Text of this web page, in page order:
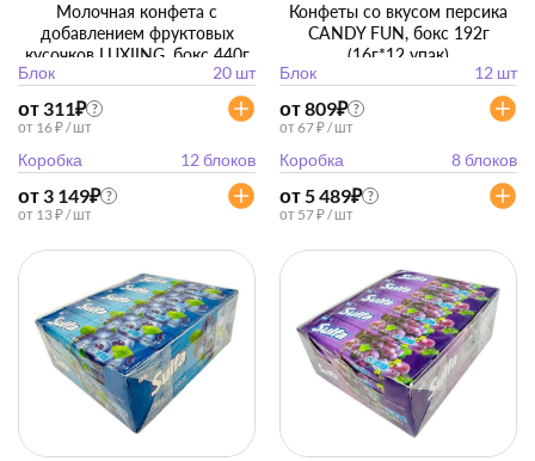
Молочная конфета с
добавлением фруктовых
кусочков LUXIING, бокс 440г
(22г*20) манго, клубника,
маракуйя, персик
Блок 20 шт
от 311₽ ?
от 16 ₽ / шт
Коробка 12 блоков
от 3 149₽ ?
от 13 ₽ / шт
Конфеты со вкусом персика
CANDY FUN, бокс 192г
(16г*12 упак)
Блок
12 шт
от 809₽ ?
от 67 ₽ / шт
Коробка 8 блоков
от 5 489₽ ?
от 57 ₽ / шт